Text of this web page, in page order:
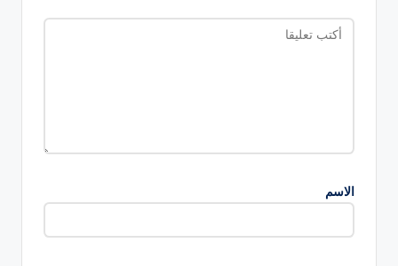
الاسم